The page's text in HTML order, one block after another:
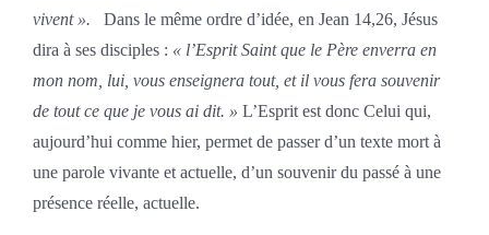
vivent ». Dans le même ordre d’idée, en Jean 14,26, Jésus
dira à ses disciples : « l’Esprit Saint que le Père enverra en
mon nom, lui, vous enseignera tout, et il vous fera souvenir
de tout ce que je vous ai dit. » L’Esprit est donc Celui qui,
aujourd’hui comme hier, permet de passer d’un texte mort à
une parole vivante et actuelle, d’un souvenir du passé à une
présence réelle, actuelle.